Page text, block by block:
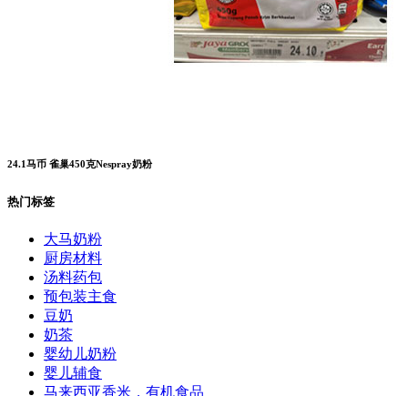
24.1马币 雀巢450克Nespray奶粉
热门标签
大马奶粉
厨房材料
汤料药包
预包装主食
豆奶
奶茶
婴幼儿奶粉
婴儿辅食
马来西亚香米，有机食品